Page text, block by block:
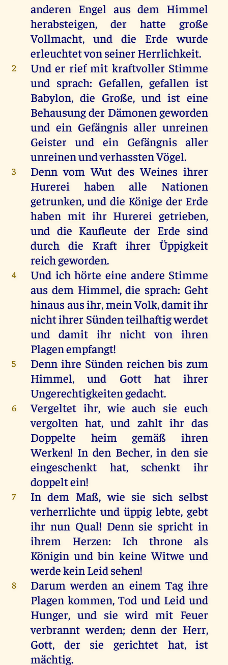
anderen Engel aus dem Himmel
herabsteigen, der hatte
große
Vollmacht, und die Erde
wurde
erleuchtetvonseinerHerrlichkeit.
2 Und er rief mit kraftvoller Stimme
und sprach: Gefallen,gefallen ist
Babylon, die Große,und ist eine
Behausungder Dämonengeworden
und ein Gefängnis aller unreinen
Geister und ein Gefängnis aller
unreinenundverhasstenVögel.
3 Denn vom Wutdes Weinesihrer
Hurerei
haben alle Nationen
getrunken,und die Könige der Erde
haben mit ihr Hurerei getrieben,
und die Kaufleute der Erde sind
durch die Kraft ihrer Üppigkeit
reichgeworden.
4 Und ich hörte eine andere Stimme
aus dem Himmel,die sprach: Geht
hinausausihr,meinVolk,damitihr
nichtihrer Sündenteilhaftigwerdet
und damit ihr nicht von ihren
Plagenempfangt!
5 Denn ihre Sünden reichen bis zum
Himmel,und Gott hat
ihrer
Ungerechtigkeitengedacht.
6 Vergeltet ihr,wie auch sie euch
vergolten hat,und zahlt ihr das
Doppelte heim gemäß
ihren
Werken! In den Becher,in den sie
eingeschenkt
hat, schenkt
ihr
doppeltein!
7 In dem Maß,wie sie sich selbst
verherrlichte undüppiglebte,gebt
ihr nun Qual! Denn sie spricht in
ihrem
Herzen: Ich throne
als
Königin und bin keine Witwe und
werdekeinLeidsehen!
8 Darum werden an einem Tag ihre
Plagen kommen,Tod und Leid und
Hunger, und sie wird mit Feuer
verbrannt werden; denn der Herr,
Gott, der sie gerichtet hat,ist
mächtig.